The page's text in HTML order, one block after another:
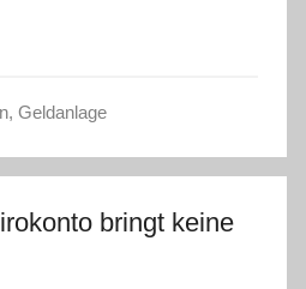
, Geldanlage
bringt keine